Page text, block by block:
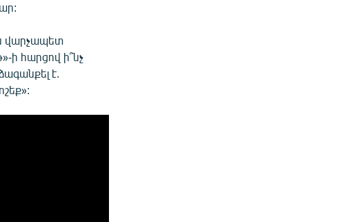
վարչապետ
ի հարցով ի՞նչ
է.